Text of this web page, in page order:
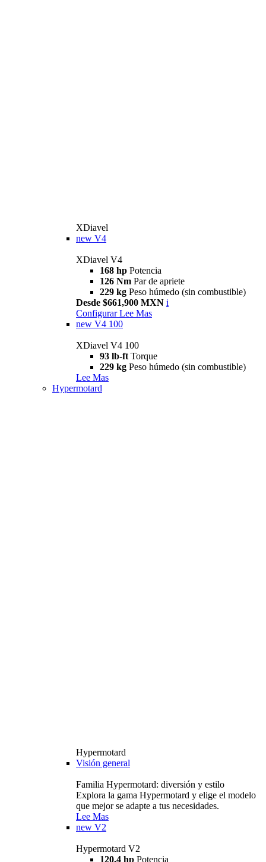
XDiavel
new V4
XDiavel V4
168 hp Potencia
126 Nm Par de apriete
229 kg Peso húmedo (sin combustible)
Desde $661,900 MXN i
Configurar Lee Mas
new V4 100
XDiavel V4 100
93 lb-ft Torque
229 kg Peso húmedo (sin combustible)
Lee Mas
Hypermotard
Hypermotard
Visión general
Familia Hypermotard: diversión y estilo
Explora la gama Hypermotard y elige el modelo
que mejor se adapte a tus necesidades.
Lee Mas
new V2
Hypermotard V2
120,4 hp Potencia